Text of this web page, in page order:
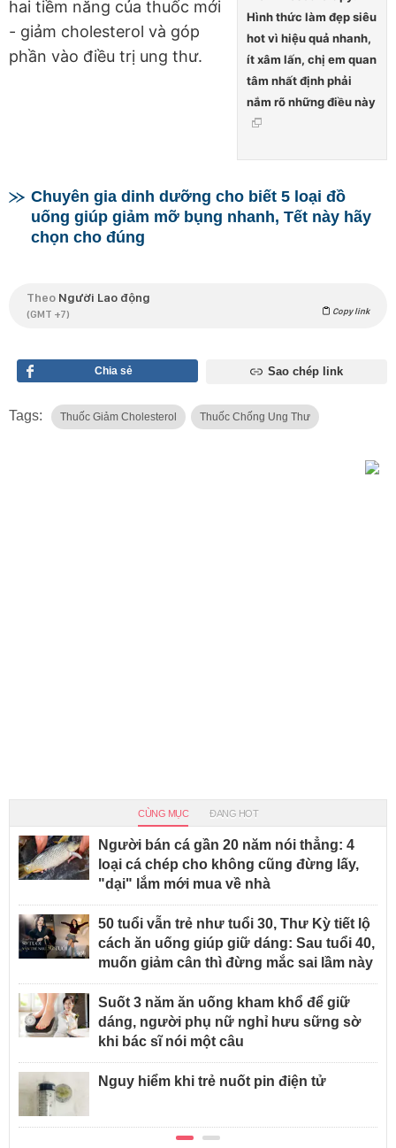
Hình thức làm đẹp siêu
hot vì hiệu quả nhanh,
ít xâm lấn, chị em quan
tâm nhất định phải
nắm rõ những điều này
hai tiềm năng của thuốc mới
- giảm cholesterol và góp
phần vào điều trị ung thư.
Chuyên gia dinh dưỡng cho biết 5 loại đồ
uống giúp giảm mỡ bụng nhanh, Tết này hãy
chọn cho đúng
Theo Người Lao động
(GMT +7) Copy link
Chia sẻ Sao chép link
Tags: Thuốc Giảm Cholesterol Thuốc Chống Ung Thư
CÙNG MỤC ĐANG HOT
Người bán cá gần 20 năm nói thẳng: 4
loại cá chép cho không cũng đừng lấy,
"dại" lắm mới mua về nhà
50 tuổi vẫn trẻ như tuổi 30, Thư Kỳ tiết lộ
cách ăn uống giúp giữ dáng: Sau tuổi 40,
muốn giảm cân thì đừng mắc sai lầm này
Suốt 3 năm ăn uống kham khổ để giữ
dáng, người phụ nữ nghỉ hưu sững sờ
khi bác sĩ nói một câu
Nguy hiểm khi trẻ nuốt pin điện tử